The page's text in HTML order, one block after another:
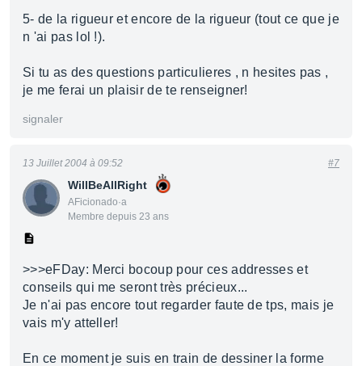
5- de la rigueur et encore de la rigueur (tout ce que je
n 'ai pas lol !).
Si tu as des questions particulieres , n hesites pas ,
je me ferai un plaisir de te renseigner!
signaler
WillBeAllRight
AFicionado·a
Membre depuis 23 ans
13 Juillet 2004 à 09:52 #7
>>>eFDay: Merci bocoup pour ces addresses et
conseils qui me seront très précieux...
Je n'ai pas encore tout regarder faute de tps, mais je
vais m'y atteller!
En ce moment je suis en train de dessiner la forme